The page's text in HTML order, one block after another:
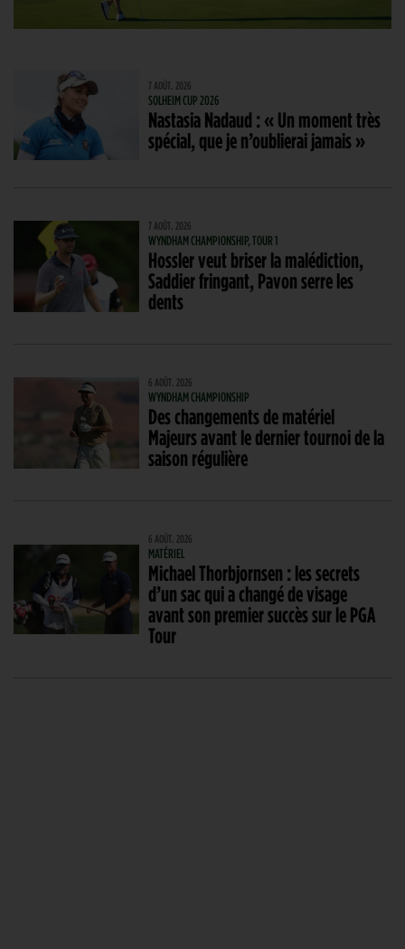
7 AOÛT. 2026
SOLHEIM CUP 2026
Nastasia Nadaud : « Un moment très
spécial, que je n’oublierai jamais »
7 AOÛT. 2026
WYNDHAM CHAMPIONSHIP, TOUR 1
Hossler veut briser la malédiction,
Saddier fringant, Pavon serre les
dents
6 AOÛT. 2026
WYNDHAM CHAMPIONSHIP
Des changements de matériel
Majeurs avant le dernier tournoi de la
saison régulière
6 AOÛT. 2026
MATÉRIEL
Michael Thorbjornsen : les secrets
d’un sac qui a changé de visage
avant son premier succès sur le PGA
Tour